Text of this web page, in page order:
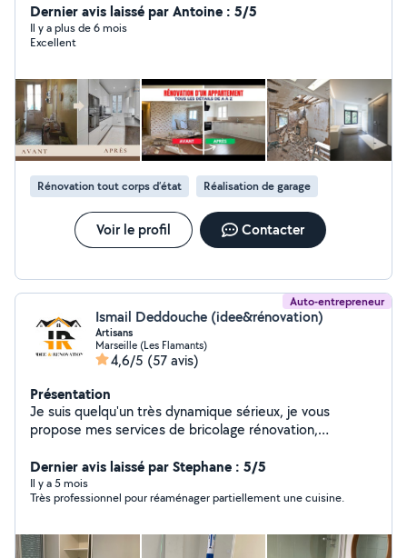
en collaboration avec les assurances pour les sinistres (
envoie ee devis aux assurances) vous pouvez faire appel
à moi pour tous types de travaux : Peinture,
de meubles,pose cuisine,rénovation salle de bain,
plomberie et électricité.
Dernier avis laissé par Antoine : 5/5
Il y a plus de 6 mois
Excellent
Rénovation tout corps d’état Réalisation de garage
Voir le profil Contacter
Auto-entrepreneur
Ismail Deddouche (idee&rénovation)
Artisans
Marseille (Les Flamants)
4,6/5 (57 avis)
Présentation
Je suis quelqu'un très dynamique sérieux, je vous
propose mes services de bricolage rénovation,
travaux dans les meilleures conditions plus d'info
Dernier avis laissé par Stephane : 5/5
Il y a 5 mois
Très professionnel pour réaménager partiellement une cuisine.